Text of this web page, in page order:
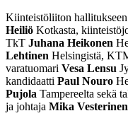
Kiinteistöliiton
Heiliö Kotkasta,
TkT Juhana Heikonen
Lehtinen Helsingistä,
varatuomari Vesa Lensu
kandidaatti Paul Nouro
Pujola Tampereelta sekä
ja johtaja Mika Vesterinen